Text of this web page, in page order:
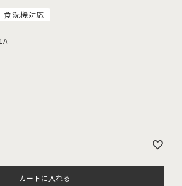
食洗機対応
カートに入れる